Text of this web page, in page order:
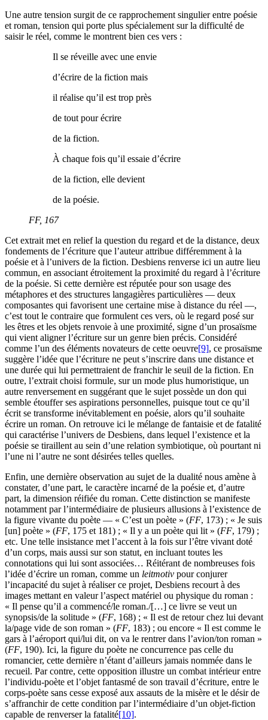
Une autre tension surgit de ce rapprochement singulier entre poésie
et roman, tension qui porte plus spécialement sur la difficulté de
saisir le réel, comme le montrent bien ces vers :
Il se réveille avec une envie
d’écrire de la fiction mais
il réalise qu’il est trop près
de tout pour écrire
de la fiction.
À chaque fois qu’il essaie d’écrire
de la fiction, elle devient
de la poésie.
FF, 167
Cet extrait met en relief la question du regard et de la distance, deux
fondements de l’écriture que l’auteur attribue différemment à la
poésie et à l’univers de la fiction. Desbiens renverse ici un autre lieu
commun, en associant étroitement la proximité du regard à l’écriture
de la poésie. Si cette dernière est réputée pour son usage des
métaphores et des structures langagières particulières — deux
composantes qui favorisent une certaine mise à distance du réel —,
c’est tout le contraire que formulent ces vers, où le regard posé sur
les êtres et les objets renvoie à une proximité, signe d’un prosaïsme
qui vient aligner l’écriture sur un genre bien précis. Considéré
comme l’un des éléments novateurs de cette oeuvre[9], ce prosaïsme
suggère l’idée que l’écriture ne peut s’inscrire dans une distance et
une durée qui lui permettraient de franchir le seuil de la fiction. En
outre, l’extrait choisi formule, sur un mode plus humoristique, un
autre renversement en suggérant que le sujet possède un don qui
semble étouffer ses aspirations personnelles, puisque tout ce qu’il
écrit se transforme inévitablement en poésie, alors qu’il souhaite
écrire un roman. On retrouve ici le mélange de fantaisie et de fatalité
qui caractérise l’univers de Desbiens, dans lequel l’existence et la
poésie se tiraillent au sein d’une relation symbiotique, où pourtant ni
l’une ni l’autre ne sont désirées telles quelles.
Enfin, une dernière observation au sujet de la dualité nous amène à
constater, d’une part, le caractère incarné de la poésie et, d’autre
part, la dimension réifiée du roman. Cette distinction se manifeste
notamment par l’intermédiaire de plusieurs allusions à l’existence de
la figure vivante du poète — « C’est un poète » (FF, 173) ; « Je suis
[un] poète » (FF, 175 et 181) ; « Il y a un poète qui lit » (FF, 179) ;
etc. Une telle insistance met l’accent à la fois sur l’être vivant doté
d’un corps, mais aussi sur son statut, en incluant toutes les
connotations qui lui sont associées… Réitérant de nombreuses fois
l’idée d’écrire un roman, comme un leitmotiv pour conjurer
l’incapacité du sujet à réaliser ce projet, Desbiens recourt à des
images mettant en valeur l’aspect matériel ou physique du roman :
« Il pense qu’il a commencé/le roman./[…] ce livre se veut un
synopsis/de la solitude » (FF, 168) ; « Il est de retour chez lui devant
la/page vide de son roman » (FF, 183) ; ou encore « Il est comme le
gars à l’aéroport qui/lui dit, on va le rentrer dans l’avion/ton roman »
(FF, 190). Ici, la figure du poète ne concurrence pas celle du
romancier, cette dernière n’étant d’ailleurs jamais nommée dans le
recueil. Par contre, cette opposition illustre un combat intérieur entre
l’individu-poète et l’objet fantasmé de son travail d’écriture, entre le
corps-poète sans cesse exposé aux assauts de la misère et le désir de
s’affranchir de cette condition par l’intermédiaire d’un objet-fiction
capable de renverser la fatalité[10].